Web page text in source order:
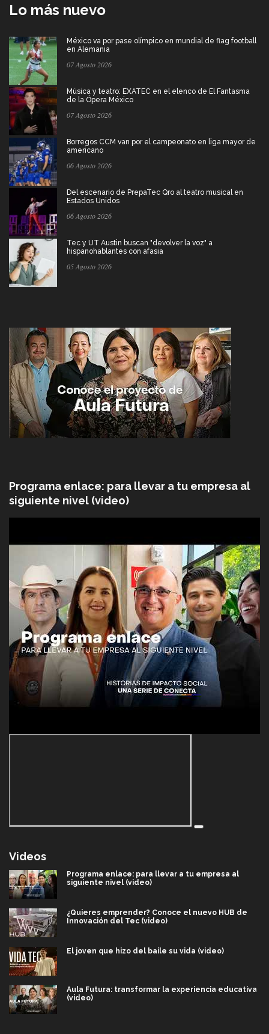
Lo más nuevo
México va por pase olímpico en mundial de flag football
en Alemania
07 Agosto 2026
Música y teatro: EXATEC en el elenco de El Fantasma
de la Ópera México
07 Agosto 2026
Borregos CCM van por el campeonato en liga mayor de
americano
06 Agosto 2026
Del escenario de PrepaTec Qro al teatro musical en
Estados Unidos
06 Agosto 2026
Tec y UT Austin buscan "devolver la voz" a
hispanohablantes con afasia
05 Agosto 2026
Programa enlace: para llevar a tu empresa al
siguiente nivel (video)
Videos
Programa enlace: para llevar a tu empresa al
siguiente nivel (video)
¿Quieres emprender? Conoce el nuevo HUB de
Innovación del Tec (video)
El joven que hizo del baile su vida (video)
Aula Futura: transformar la experiencia educativa
(video)